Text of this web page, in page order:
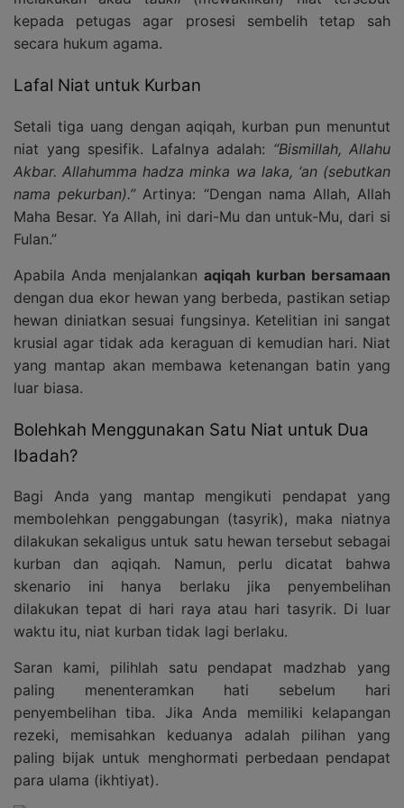
kepada petugas agar prosesi sembelih tetap sah
secara hukum agama.
Lafal Niat untuk Kurban
Setali tiga uang dengan aqiqah, kurban pun menuntut
niat yang spesifik. Lafalnya adalah: “Bismillah, Allahu
Akbar. Allahumma hadza minka wa laka, ‘an (sebutkan
nama pekurban).”Artinya: “Dengan nama Allah, Allah
Maha Besar. Ya Allah, ini dari-Mu dan untuk-Mu, dari si
Fulan.”
Apabila Anda menjalankan aqiqah kurban bersamaan
dengan dua ekor hewan yang berbeda, pastikan setiap
hewan diniatkan sesuai fungsinya. Ketelitian ini sangat
krusial agar tidak ada keraguan di kemudian hari. Niat
yang mantap akan membawa ketenangan batin yang
luar biasa.
Bolehkah Menggunakan Satu Niat untuk Dua
Ibadah?
Bagi Anda yang mantap mengikuti pendapat yang
membolehkan penggabungan (tasyrik), maka niatnya
dilakukan sekaligus untuk satu hewan tersebut sebagai
kurban dan aqiqah. Namun, perlu dicatat bahwa
skenario ini hanya berlaku jika penyembelihan
dilakukan tepat di hari raya atau hari tasyrik. Di luar
waktu itu, niat kurban tidak lagi berlaku.
Saran kami, pilihlah satu pendapat madzhab yang
paling menenteramkan hati sebelum hari
penyembelihan tiba. Jika Anda memiliki kelapangan
rezeki, memisahkan keduanya adalah pilihan yang
paling bijak untuk menghormati perbedaan pendapat
para ulama (ikhtiyat).